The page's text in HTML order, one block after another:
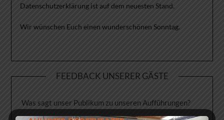
Datenschutzerklärung ist auf dem neuesten Stand.
Wir wünschen Euch einen wunderschönen Sonntag.
FEEDBACK UNSERER GÄSTE
Was sagt unser Publikum zu unseren Aufführungen?